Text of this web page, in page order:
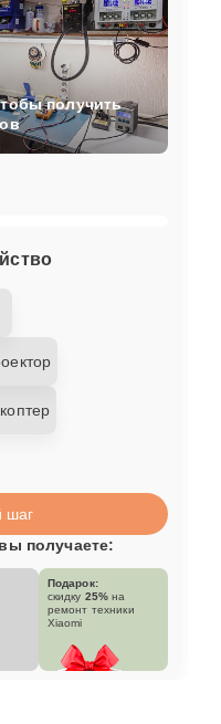
получить
шаг
получаете:
Подарок:
скидку 25% на
ремонт техники
Xiaomi